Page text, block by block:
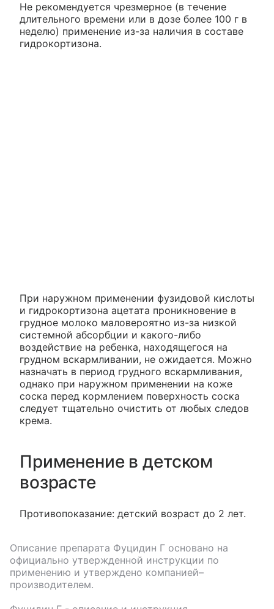
Не рекомендуется чрезмерное (в течение
длительного времени или в дозе более 100 г в
неделю) применение из-за наличия в составе
гидрокортизона.
При наружном применении фузидовой кислоты
и гидрокортизона ацетата проникновение в
грудное молоко маловероятно из-за низкой
системной абсорбции и какого-либо
воздействие на ребенка, находящегося на
грудном вскармливании, не ожидается. Можно
назначать в период грудного вскармливания,
однако при наружном применении на коже
соска перед кормлением поверхность соска
следует тщательно очистить от любых следов
крема.
Применение в детском
возрасте
Противопоказание: детский возраст до 2 лет.
Описание препарата Фуцидин Г основано на
официально утвержденной инструкции по
применению и утверждено компанией–
производителем.